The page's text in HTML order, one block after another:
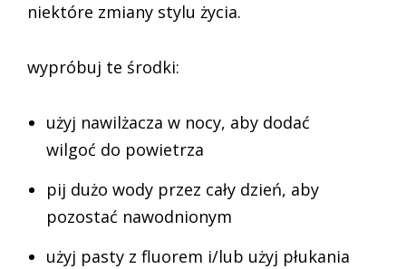
niektóre zmiany stylu życia.
wypróbuj te środki:
użyj nawilżacza w nocy, aby dodać
wilgoć do powietrza
pij dużo wody przez cały dzień, aby
pozostać nawodnionym
użyj pasty z fluorem i/lub użyj płukania